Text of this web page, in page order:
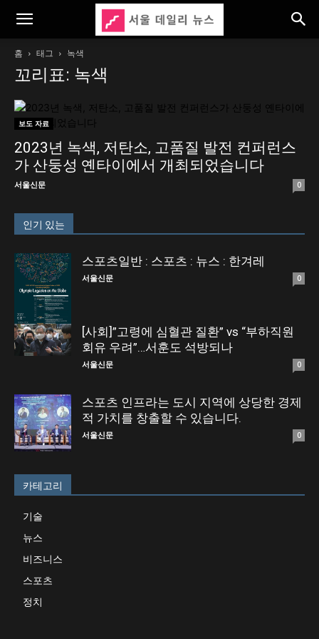
홈 태그 녹색
꼬리표: 녹색
보도 자료
2023년 녹색, 저탄소, 고품질 발전 컨퍼런스
가 산둥성 옌타이에서 개최되었습니다
서울신문 0
인기 있는
스포츠일반 : 스포츠 : 뉴스 : 한겨레
서울신문 0
[사회]”고령에 심혈관 질환” vs “부하직원
회유 우려”…서훈도 석방되나
서울신문 0
스포츠 인프라는 도시 지역에 상당한 경제
적 가치를 창출할 수 있습니다.
서울신문 0
카테고리
기술
뉴스
비즈니스
스포츠
정치